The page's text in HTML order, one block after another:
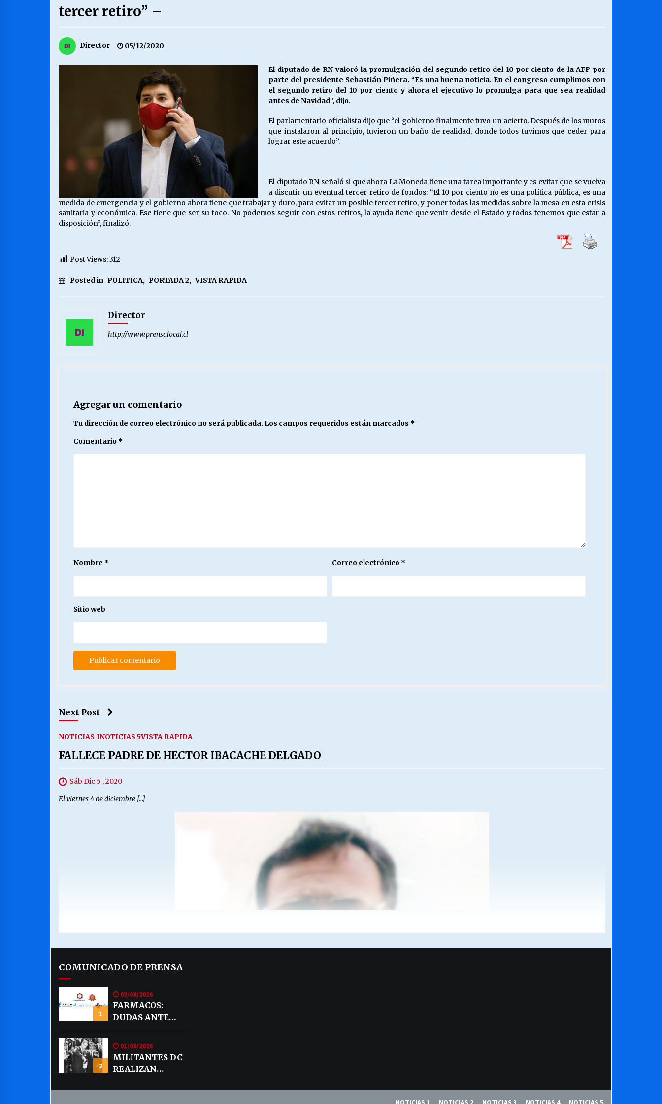
13/07/2026
VOLVER A SER ALTERNATIVA
16/06/2026
MUNICIPALIDADES, HONORARIOS,
DESPIDOS
28/05/2026
Releyendo la Rerum Novarum a 135
años. “La cuestión social hoy”.
16/05/2026
S.O.S. a los ricos, Save Our Souls
(Salvar Nuestras Almas)
30/04/2026
18/04/2026 06/04/2026
tercer retiro” –
Director 05/12/2020
El diputado de RN valoró la promulgación del segundo retiro del 10 por ciento de la AFP por
parte del presidente Sebastián Piñera. “Es una buena noticia. En el congreso cumplimos con
el segundo retiro del 10 por ciento y ahora el ejecutivo lo promulga para que sea realidad
antes de Navidad”, dijo.
El parlamentario oficialista dijo que “el gobierno finalmente tuvo un acierto. Después de los muros
que instalaron al principio, tuvieron un baño de realidad, donde todos tuvimos que ceder para
lograr este acuerdo”.
El diputado RN señaló si que ahora La Moneda tiene una tarea importante y es evitar que se vuelva
a discutir un eventual tercer retiro de fondos: “El 10 por ciento no es una política pública, es una
medida de emergencia y el gobierno ahora tiene que trabajar y duro, para evitar un posible tercer retiro, y poner todas las medidas sobre la mesa en esta crisis
sanitaria y económica. Ese tiene que ser su foco. No podemos seguir con estos retiros, la ayuda tiene que venir desde el Estado y todos tenemos que estar a
disposición”, finalizó.
Post Views:312
Posted in POLITICA, PORTADA 2, VISTA RAPIDA
Director
http://www.prensalocal.cl
Agregar un comentario
Tu dirección de correo electrónico no será publicada. Los campos requeridos están marcados *
Comentario *
Nombre * Correo electrónico *
Sitio web
Next Post
NOTICIAS 1NOTICIAS 5VISTA RAPIDA
FALLECE PADRE DE HECTOR IBACACHE DELGADO
Sáb Dic 5 , 2020
El viernes 4 de diciembre […]
COMUNICADO DE PRENSA
1
03/08/2026
FARMACOS:
DUDAS ANTE
EVENTUAL
VENTA DE
MEDICAMENTOS
POR MERCADO
2
01/08/2026
MILITANTES DC
REALIZAN
PUBLICA SOBRE
NOTICIAS 1 NOTICIAS 2 NOTICIAS 3 NOTICIAS 4 NOTICIAS 5